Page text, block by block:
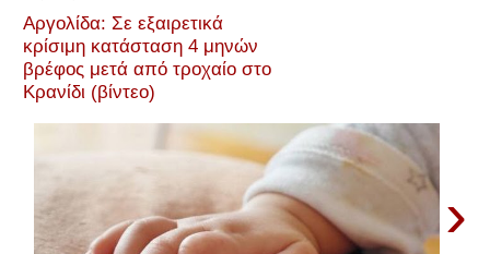
Αργολίδα: Σε εξαιρετικά
κρίσιμη κατάσταση 4 μηνών
βρέφος μετά από τροχαίο στο
Κρανίδι (βίντεο)
›